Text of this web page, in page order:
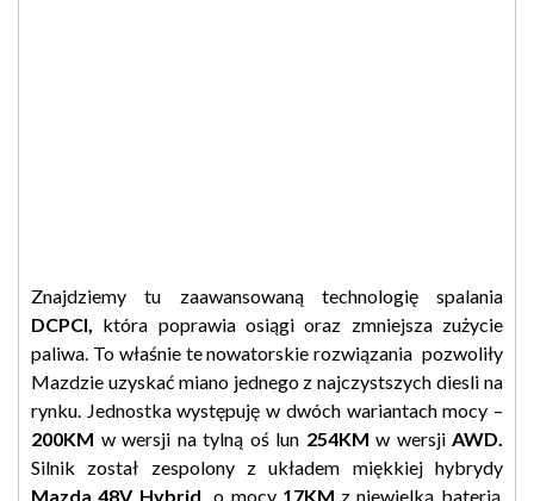
Znajdziemy tu zaawansowaną technologię spalania
DCPCI, która poprawia osiągi oraz zmniejsza zużycie
paliwa. To właśnie te nowatorskie rozwiązania pozwoliły
Mazdzie uzyskać miano jednego z najczystszych diesli na
rynku. Jednostka występuję w dwóch wariantach mocy –
200KM w wersji na tylną oś lun 254KM w wersjiAWD.
Silnik został zespolony z układem miękkiej hybrydy
Mazda 48V Hybrido mocy 17KM z niewielką baterią